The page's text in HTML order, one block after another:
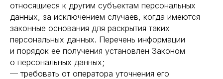
относящиеся к другим субъектам персональных
данных, за исключением случаев, когда имеются
законные основания для раскрытия таких
персональных данных. Перечень информации
и порядок ее получения установлен Законом
о персональных данных;
— требовать от оператора уточнения его